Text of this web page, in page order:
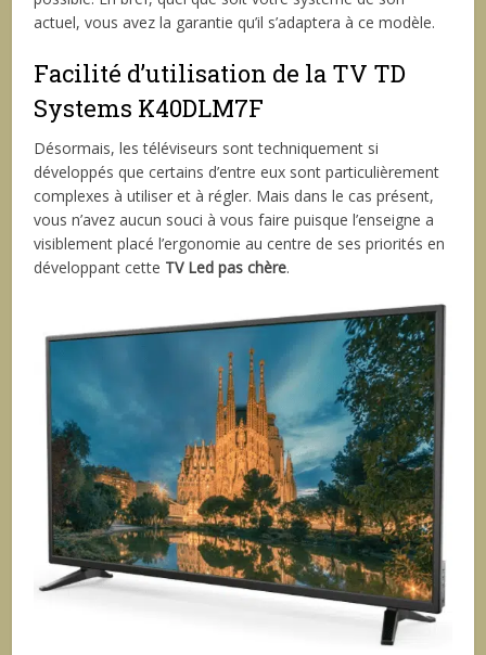
actuel, vous avez la garantie qu’il s’adaptera à ce modèle.
Facilité d’utilisation de la TV TD
Systems K40DLM7F
Désormais, les téléviseurs sont techniquement si
développés que certains d’entre eux sont particulièrement
complexes à utiliser et à régler. Mais dans le cas présent,
vous n’avez aucun souci à vous faire puisque l’enseigne a
visiblement placé l’ergonomie au centre de ses priorités en
développant cette TV Led pas chère.